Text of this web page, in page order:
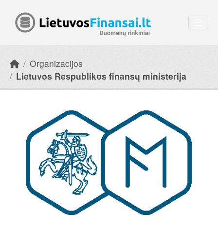
Organizacijos
Lietuvos Respublikos finansų ministerija